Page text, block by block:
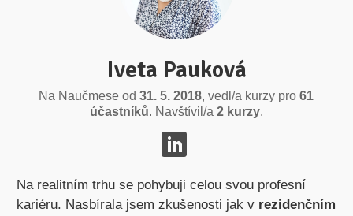
Iveta Pauková
Na Naučmese od31. 5. 2018, vedl/a kurzy pro61
účastníků. Navštívil/a 2 kurzy.
Na realitním trhu se pohybuji celou svou profesní
kariéru. Nasbírala jsem zkušenosti jak v rezidenčním